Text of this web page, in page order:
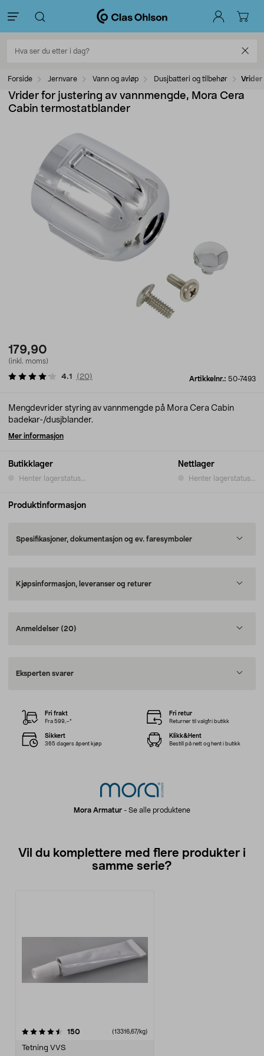
Forside Jernvare Vann og avløp Dusjbatteri og tilbehør Vrider
Vrider for justering av vannmengde, Mora Cera
Cabin termostatblander
179,90
(inkl. moms)
Artikkelnr.: 50-7493
4.1 ( 20)
Butikklager
Henter lagerstatus...
Nettlager
Henter lagerstatus...
Mengdevrider styring av vannmengde på Mora Cera Cabin
badekar-/dusjblander.
Mer informasjon
Produktinformasjon
Spesifikasjoner, dokumentasjon og ev. faresymboler
Kjøpsinformasjon, leveranser og returer
Anmeldelser (20)
Eksperten svarer
Mora Armatur - Se alle produktene
Fri frakt
Fra 599,–*
Fri retur
Returner til valgfri butikk
Sikkert
365 dagers åpent kjøp
Klikk&Hent
Bestill på nett og hent i butikk
Vil du komplettere med flere produkter i
samme serie?
150anmeldelser(13316,67/kg)
Tetning VVS